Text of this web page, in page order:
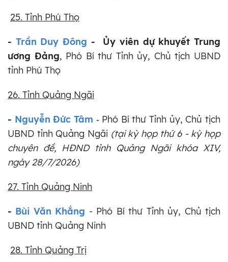
25. Tỉnh Phú Thọ
- Trần Duy Đông - Ủy viên dự khuyết Trung
ương Đảng, Phó Bí thư Tỉnh ủy, Chủ tịch UBND
tỉnh Phú Thọ
26. Tỉnh Quảng Ngãi
- Nguyễn Đức Tâm - Phó Bí thư Tỉnh ủy, Chủ tịch
UBND tỉnh Quảng Ngãi (tại kỳ họp thứ 6 - kỳ họp
chuyên đề, HĐND tỉnh Quảng Ngãi khóa XIV,
ngày 28/7/2026)
27. Tỉnh Quảng Ninh
- Bùi Văn Khắng - Phó Bí thư Tỉnh ủy, Chủ tịch
UBND tỉnh Quảng Ninh
28. Tỉnh Quảng Trị